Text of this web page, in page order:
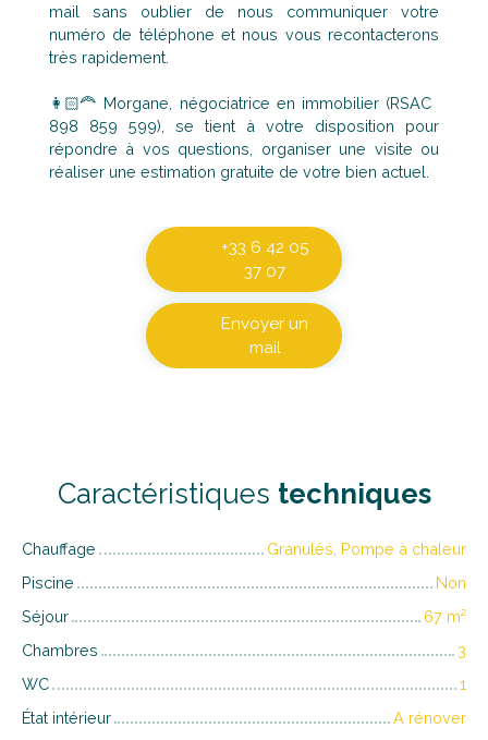
mail sans oublier de nous communiquer votre
numéro de téléphone et nous vous recontacterons
très rapidement.
👩🏻‍🦰 Morgane, négociatrice en immobilier (RSAC
898 859 599), se tient à votre disposition pour
répondre à vos questions, organiser une visite ou
réaliser une estimation gratuite de votre bien actuel.
+33 6 42 05
37 07
Envoyer un
mail
Caractéristiques techniques
Chauffage
Granulés, Pompe à chaleur
Piscine
Non
Séjour
67 m²
Chambres
3
WC
1
État intérieur
A rénover